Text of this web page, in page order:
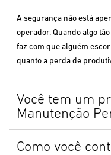
A segurança não está
operador. Quando algo
faz com que alguém
quanto a perda de
Você tem um
Manutenção
Como você